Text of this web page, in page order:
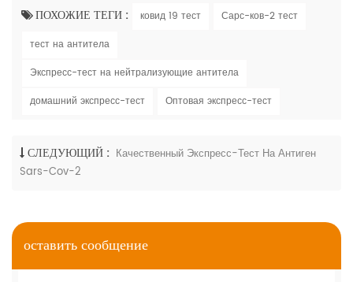
ПОХОЖИЕ ТЕГИ : ковид 19 тест
Сарс-ков-2 тест
тест на антитела
Экспресс-тест на нейтрализующие антитела
домашний экспресс-тест
Оптовая экспресс-тест
СЛЕДУЮЩИЙ : Качественный Экспресс-Тест На Антиген
Sars-Cov-2
оставить сообщение